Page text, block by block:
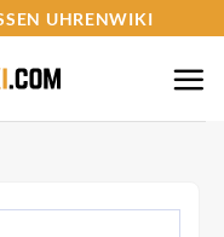
UHRENWIKI